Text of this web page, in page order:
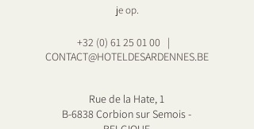
je op.
+32 (0) 61 25 01 00 |
CONTACT@HOTELDESARDENNES.BE
Rue de la Hate, 1
B-6838 Corbion sur Semois -